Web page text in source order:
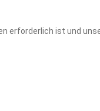
erforderlich ist und